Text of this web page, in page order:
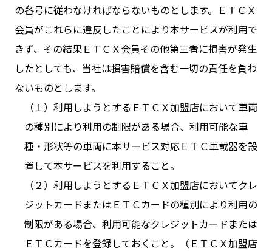
の各号に従わなければならないものとします。ＥＴＣＸ
会員がこれらに違反したことにより本サービスが利用で
きず、その結果ＥＴＣＸ会員その他第三者に損害が発生
したとしても、当社は損害賠償を含む一切の責任を負わ
ないものとします。
（１）利用しようとするＥＴＣＸ加盟店において車両
の種別により利用の制限がある場合、利用可能な車
種・形状等の車両に本サービス対応ＥＴＣ車載器を設
置して本サービスを利用すること。
（２）利用しようとするＥＴＣＸ加盟店においてクレ
ジットカードまたはＥＴＣカードの種別により利用の
制限がある場合、利用可能なクレジットカードまたは
ＥＴＣカードを登録しておくこと。（ＥＴＣＸ加盟店